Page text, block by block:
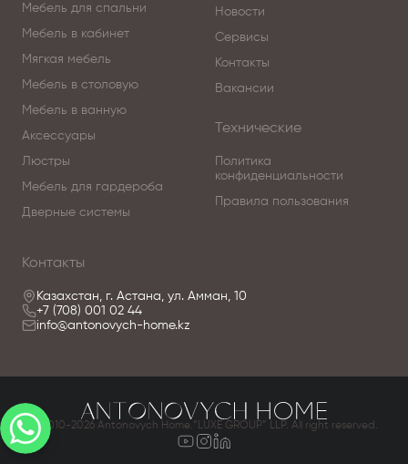
Мебель для спальни
Мебель в кабинет
Мягкая мебель
Мебель в столовую
Мебель в ванную
Аксессуары
Люстры
Мебель для гардероба
Дверные системы
Новости
Сервисы
Контакты
Вакансии
Технические
Политика
конфиденциальности
Правила пользования
Контакты
Казахстан, г. Астана, ул. Амман, 10
+7 (708) 001 02 44
info@antonovych-home.kz
© 2010-2026 Antonovych Home.”LUXE GROUP” LLP. All right reserved.